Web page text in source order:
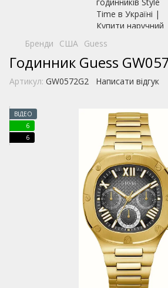
Бренди США Guess
Годинник Guess
Артикул: GW0572G2 Написати відгук
ВІДЕО
6
6